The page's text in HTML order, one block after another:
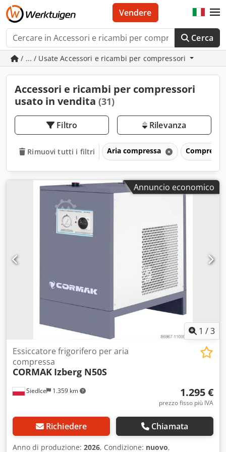
Cerca
Vendere
/ ... / Usate Accessori e ricambi per compressori
Accessori e ricambi per compressori
usato in vendita (31)
Filtro Rilevanza
Rimuovi tutti i filtri Aria compressa
Annuncio economico
1 /3
Siedlce 1.359 km
Essiccatore frigorifero per aria
compressa
CORMAK Izberg N50S
1.295 €
prezzo fisso più IVA
Richiedere Chiamata
Anno di produzione: 2026, Condizione: nuovo,